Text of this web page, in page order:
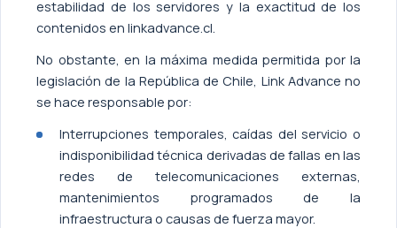
estabilidad de los servidores y la exactitud de los
contenidos en linkadvance.cl.
No obstante, en la máxima medida permitida por la
legislación de la República de Chile, Link Advance no
se hace responsable por:
Interrupciones temporales, caídas del servicio o
indisponibilidad técnica derivadas de fallas en las
redes de telecomunicaciones externas,
mantenimientos programados de la
infraestructura o causas de fuerza mayor.